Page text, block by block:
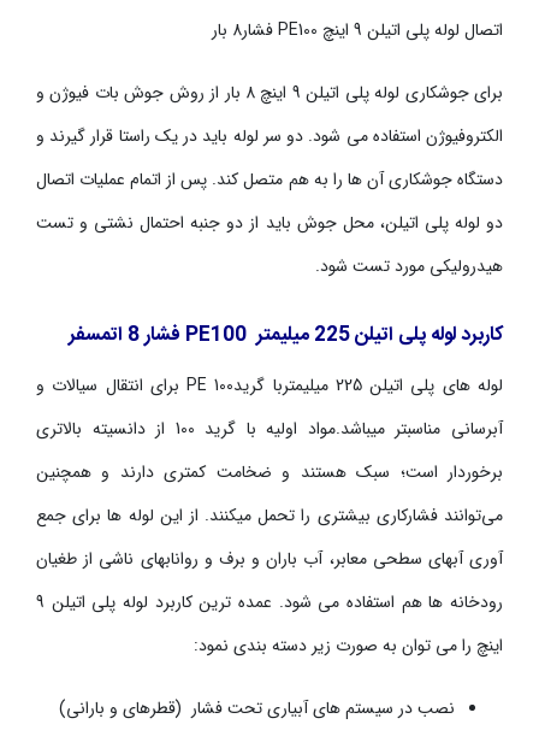
اتصال لوله پلی اتیلن 9 اینچ PE100فشار8 بار
برای جوشکاری لوله پلی اتیلن 9 اینچ 8 بار از روش جوش بات فیوژن و
الکتروفیوژن استفاده می شود. دو سر لوله باید در یک راستا قرار گیرند و
دستگاه جوشکاری آن ها را به هم متصل کند. پس از اتمام عملیات اتصال
دو لوله پلی اتیلن، محل جوش باید از دو جنبه احتمال نشتی و تست
هیدرولیکی مورد تست شود.
کاربرد لوله پلی اتیلن225میلیمتر PE100 فشار8 اتمسفر
لوله ­های پلی اتیلن225 میلیمتربا گریدPE 100برای انتقال سیالات و
آبرسانی مناسبتر می­باشد.مواد اولیه با گرید 100 از دانسیته بالاتری
برخوردار است؛ سبک هستند و ضخامت کمتری دارند و همچنین
می‌توانند فشارکاری بیشتری را تحمل می­کنند. از این لوله­ ها برای جمع
آوری آب­های سطحی معابر، آب باران و برف و رواناب­های ناشی از طغیان
رودخانه ها هم استفاده می شود. عمده ­ترین کاربرد لوله پلی اتیلن 9
اینچ را می توان به صورت زیر دسته بندی نمود:
نصب در سیستم­ های آبیاری تحت فشار (قطره­ای و بارانی)